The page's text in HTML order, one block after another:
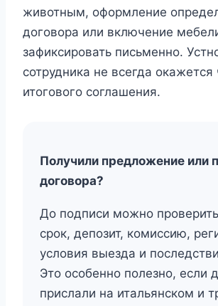
животным, оформление
договора или включение
зафиксировать письменно.
сотрудника не всегда окажется
итогового соглашения.
Получили предложение или
договора?
До подписи можно
срок, депозит, комиссию,
условия выезда и
Это особенно полезно, если
прислали на итальянском и